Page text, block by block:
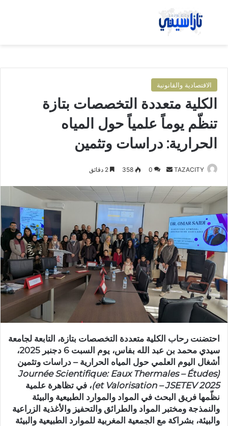
بحث عن
الاقتصادية والقانونية
الكلية متعددة التخصصات بتازة
تنظّم يوماً علمياً حول المياه
الحرارية: دراسات وتثمين
TAZACITY
ر
ي
د
ا
ل
ك
و
ي
ا
0
358
احتضنت رحاب الكلية متعددة التخصصات بتازة، التابعة لجامعة
سيدي محمد بن عبد الله بفاس، يوم السبت 6 دجنبر 2025،
أشغال اليوم العلمي حول المياه الحرارية – دراسات وتثمين
(Journée Scientifique: Eaux Thermales – Études
et Valorisation – JSETEV 2025) ، في تظاهرة علمية
نظّمها فريق البحث في المواد والموارد الطبيعية والبيئة
والنمذجة ومختبر المواد والطرائق والتحفيز والأغذية الزراعية
والبيئة، بشراكة مع الجمعية المغربية للموارد الطبيعية والبيئة